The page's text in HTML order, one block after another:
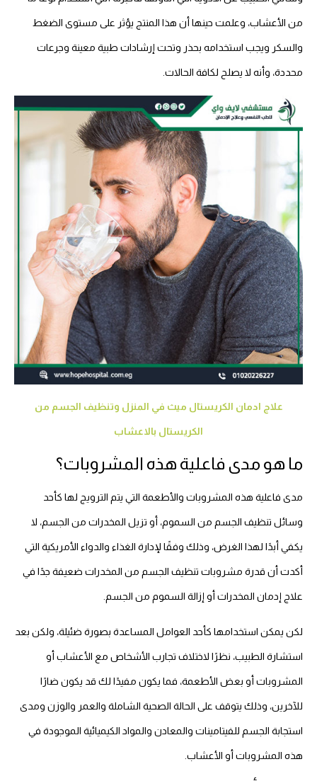
من الأعشاب، وعلمت حينها أن هذا المنتج يؤثر على مستوى الضغط
والسكر ويجب استخدامه بحذر وتحت إرشادات طبية معينة وجرعات
محددة، وأنه لا يصلح لكافة الحالات.
علاج ادمان الكريستال ميث في المنزل وتنظيف الجسم من
الكريستال بالاعشاب
ما هو مدى فاعلية هذه المشروبات؟
مدى فاعلية هذه المشروبات والأطعمة التي يتم الترويج لها كأحد
وسائل تنظيف الجسم من السموم، أو تزيل المخدرات من الجسم، لا
يكفي أبدًا لهذا الغرض، وذلك وفقًا لإدارة الغذاء والدواء الأمريكية التي
أكدت أن قدرة مشروبات تنظيف الجسم من المخدرات ضعيفة جدًا في
علاج إدمان المخدرات أو إزالة السموم من الجسم.
لكن يمكن استخدامها كأحد العوامل المساعدة بصورة ضئيلة، ولكن بعد
استشارة الطبيب، نظرًا لاختلاف تجارب الأشخاص مع الأعشاب أو
المشروبات أو بعض الأطعمة، فما يكون مفيدًا لك قد يكون ضارًا
للآخرين، وذلك يتوقف على الحالة الصحية الشاملة والعمر والوزن ومدى
استجابة الجسم للفيتامينات والمعادن والمواد الكيميائية الموجودة في
هذه المشروبات أو الأعشاب.